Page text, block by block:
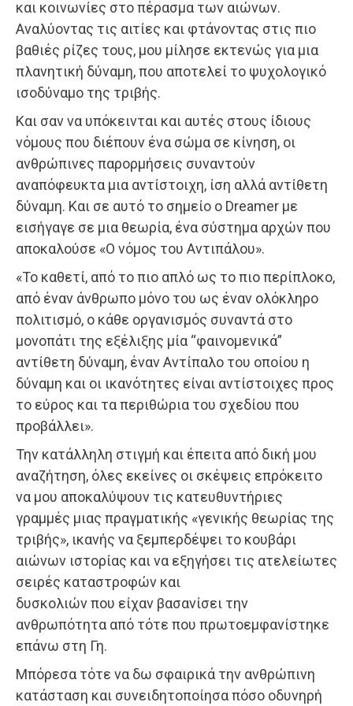
και κοινωνίες στο πέρασμα των αιώνων.
Αναλύοντας τις αιτίες και φτάνοντας στις πιο
βαθιές ρίζες τους, μου μίλησε εκτενώς για μια
πλανητική δύναμη, που αποτελεί το ψυχολογικό
ισοδύναμο της τριβής.
Και σαν να υπόκεινται και αυτές στους ίδιους
νόμους που διέπουν ένα σώμα σε κίνηση, οι
ανθρώπινες παρορμήσεις συναντούν
αναπόφευκτα μια αντίστοιχη, ίση αλλά αντίθετη
δύναμη. Και σε αυτό το σημείο ο Dreamer με
εισήγαγε σε μια θεωρία, ένα σύστημα αρχών που
αποκαλούσε «Ο νόμος του Αντιπάλου».
«Το καθετί, από το πιο απλό ως το πιο περίπλοκο,
από έναν άνθρωπο μόνο του ως έναν ολόκληρο
πολιτισμό, ο κάθε οργανισμός συναντά στο
μονοπάτι της εξέλιξης μία “φαινομενικά”
αντίθετη δύναμη, έναν Αντίπαλο του οποίου η
δύναμη και οι ικανότητες είναι αντίστοιχες προς
το εύρος και τα περιθώρια του σχεδίου που
προβάλλει».
Την κατάλληλη στιγμή και έπειτα από δική μου
αναζήτηση, όλες εκείνες οι σκέψεις επρόκειτο
να μου αποκαλύψουν τις κατευθυντήριες
γραμμές μιας πραγματικής «γενικής θεωρίας της
τριβής», ικανής να ξεμπερδέψει το κουβάρι
αιώνων ιστορίας και να εξηγήσει τις ατελείωτες
σειρές καταστροφών και
δυσκολιών που είχαν βασανίσει την
ανθρωπότητα από τότε που πρωτοεμφανίστηκε
επάνω στη Γη.
Μπόρεσα τότε να δω σφαιρικά την ανθρώπινη
κατάσταση και συνειδητοποίησα πόσο οδυνηρή